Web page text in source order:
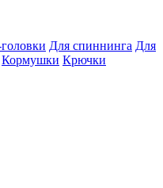
Для спиннинга Для
Кормушки Крючки